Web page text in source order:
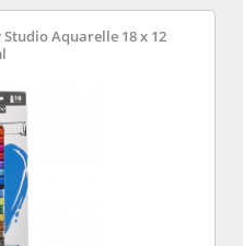
Aquarelle 18 x 12